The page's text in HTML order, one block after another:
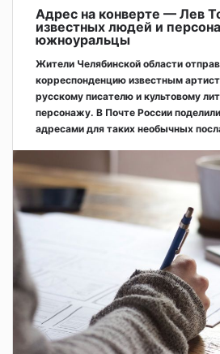
Адрес на конверте — Лев
известных людей и
южноуральцы
Жители Челябинской области
корреспонденцию известным
русскому писателю и культовому
персонажу. В Почте России
адресами для таких необычных